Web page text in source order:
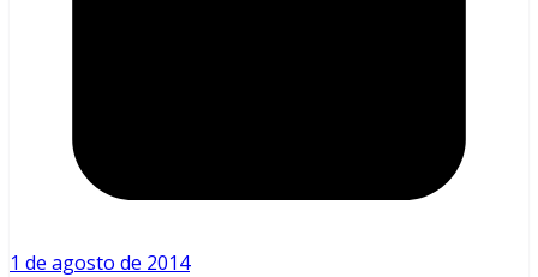
1 de agosto de 2014